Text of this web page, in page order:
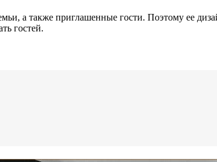
а также приглашенные гости. Поэтому ее
гостей.